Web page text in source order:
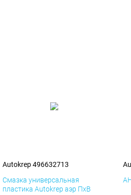
Autokrep 496632713
Смазка универсальная
пластика Autokrep аэр ПхВ